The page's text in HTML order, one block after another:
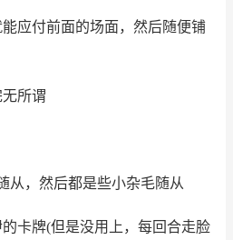
应付前面的场面，然后随便铺
所谓
从，然后都是些小杂毛随从
卡牌(但是没用上，每回合走脸